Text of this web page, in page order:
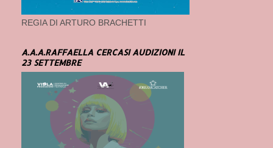
REGIA DI ARTURO BRACHETTI
A.A.A.RAFFAELLA CERCASI AUDIZIONI IL
23 SETTEMBRE